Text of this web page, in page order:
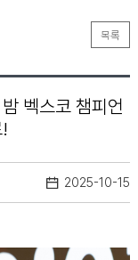
목록
벡스코 챔피언
2025-10-15